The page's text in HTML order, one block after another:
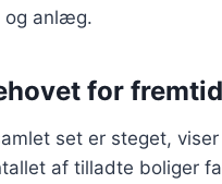
og anlæg.
for
set er steget,
af tilladte boliger